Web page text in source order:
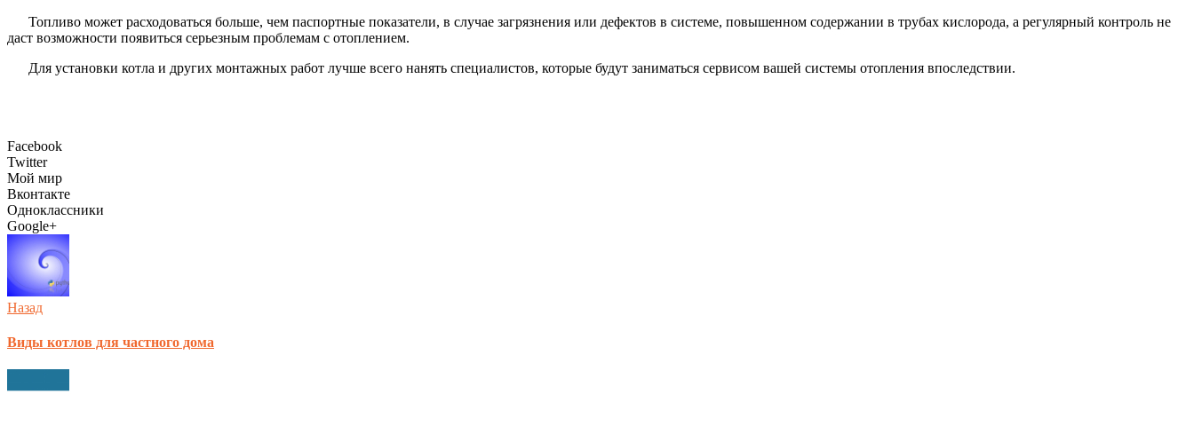
Топливо может расходоваться больше, чем паспортные показатели, в случае загрязнения или дефектов в системе, повышенном содержании в трубах кислорода, а регулярный контроль не
даст возможности появиться серьезным проблемам с отоплением.
Для установки котла и других монтажных работ лучше всего нанять специалистов, которые будут заниматься сервисом вашей системы отопления впоследствии.
Facebook
Twitter
Мой мир
Вконтакте
Одноклассники
Google+
Назад
Виды котлов для частного дома